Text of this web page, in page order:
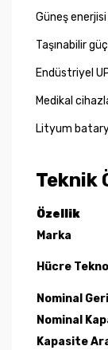
Güneş
Taşınabilir
Endüstriyel
Medikal
Lityum
Teknik
Özellik
Marka
Hücre
Nominal
Nominal
Kapasite